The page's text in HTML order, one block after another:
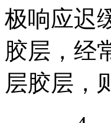
极响应迟
胶层，经
层胶层，